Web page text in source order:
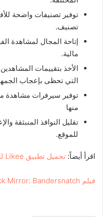
توفير تصنيفات واضحة
تصنيف.
إتاحة المجال لمشاهدة
مالية.
الأخذ بتقييمات
التي تحظى بإعجاب
توفير سيرفرات مشاهدة
منها
تقليل النوافذ المنبثقة
للموقع.
اقرأ أيضاً: تحميل تطبيق Likee للاندرويد والايفون وكل ما تود معرفته
فيلم Black Mirror: Bandersnatch تجربة Netflix الأولى